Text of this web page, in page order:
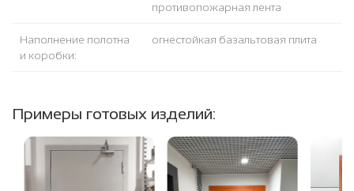
противопожарная лента
Наполнение полотна
и коробки:
огнестойкая базальтовая плита
Примеры готовых изделий: